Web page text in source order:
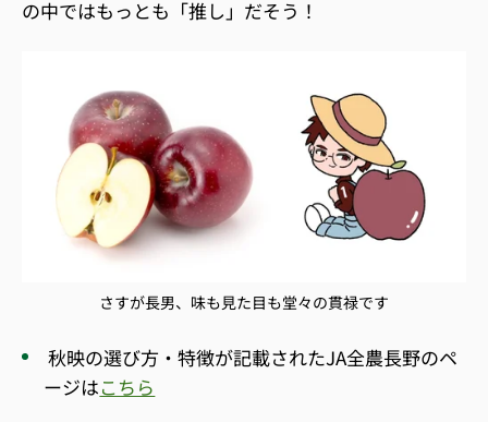
の中ではもっとも「推し」だそう！
さすが長男、味も見た目も堂々の貫禄です
秋映の選び方・特徴が記載されたJA全農長野のペ
ージはこちら